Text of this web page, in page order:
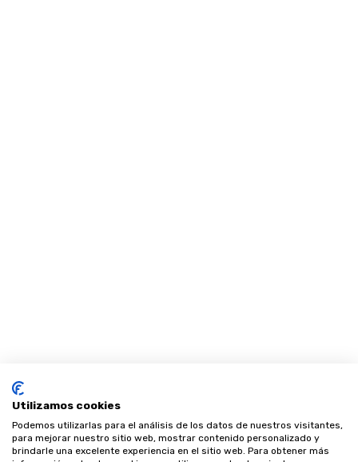
Utilizamos cookies
Podemos utilizarlas para el análisis de los datos de nuestros visitantes,
para mejorar nuestro sitio web, mostrar contenido personalizado y
brindarle una excelente experiencia en el sitio web. Para obtener más